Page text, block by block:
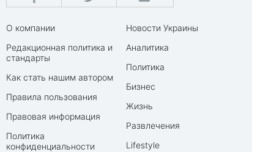
О компании
Редакционная политика и
стандарты
Как стать нашим автором
Правила пользования
Правовая информация
Политика
конфиденциальности
Новости Украины
Аналитика
Политика
Бизнес
Жизнь
Развлечения
Lifestyle